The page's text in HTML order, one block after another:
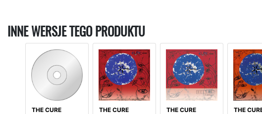
INNE WERSJE TEGO PRODUKTU
THE CURE
THE CURE
THE CURE
THE